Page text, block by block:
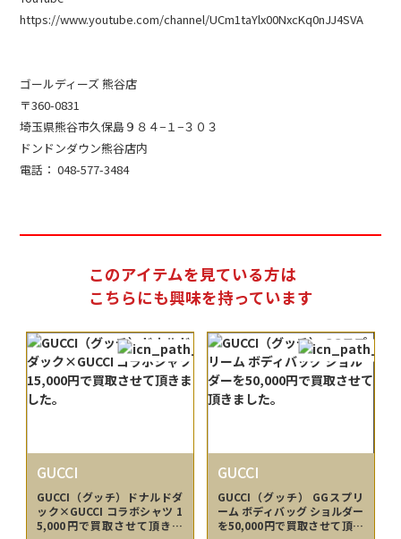
https://www.youtube.com/channel/UCm1taYlx00NxcKq0nJJ4SVA
ゴールディーズ 熊谷店
〒360-0831
埼玉県熊谷市久保島９８４−１−３０３
ドンドンダウン熊谷店内
電話： 048-577-3484
このアイテムを見ている方は
こちらにも興味を持っています
GUCCI
GUCCI（グッチ）ドナルドダ
ック×GUCCI コラボシャツ 1
5,000円で買取させて頂きま
GUCCI
GUCCI（グッチ） GGスプリ
ーム ボディバッグ ショルダー
を50,000円で買取させて頂き